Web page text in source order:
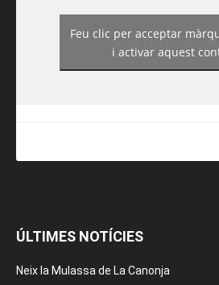
https://
Feu clic per acceptar
i activar aquest
ÚLTIMES NOTÍCIES
Neix la Mulassa de La Canonja